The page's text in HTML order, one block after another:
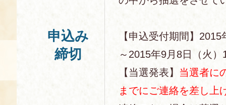
申込み
締切
【申込受付期間】
～2015年9月8日（火）
【当選発表】 当選者に
までにご連絡を差し上